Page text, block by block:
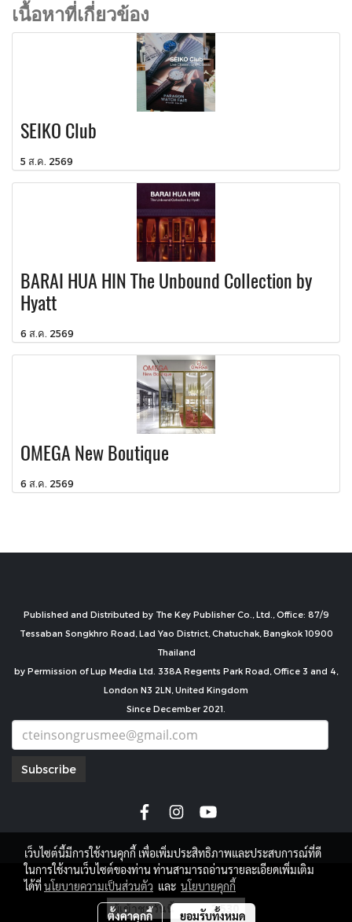
เนื้อหาที่เกี่ยวข้อง
SEIKO Club
5 ส.ค. 2569
BARAI HUA HIN The Unbound Collection by
Hyatt
6 ส.ค. 2569
OMEGA New Boutique
6 ส.ค. 2569
Published and Distributed by The Key Publisher Co., Ltd., Office: 87/9
Tessaban Songkhro Road, Lad Yao District, Chatuchak, Bangkok 10900
Thailand
by Permission of Lup Media Ltd. 338A Regents Park Road, Office 3 and 4,
London N3 2LN, United Kingdom
Since December 2021.
Subscribe
copyright by
ผู้เข้าชมวันนี้
2,530
เว็บไซต์นี้มีการใช้งานคุกกี้ เพื่อเพิ่มประสิทธิภาพและประสบการณ์ที่ดี
ในการใช้งานเว็บไซต์ของท่าน ท่านสามารถอ่านรายละเอียดเพิ่มเติม
ได้ที่นโยบายความเป็นส่วนตัว และ นโยบายคุกกี้
ตั้งค่าคุกกี้ ยอมรับทั้งหมด